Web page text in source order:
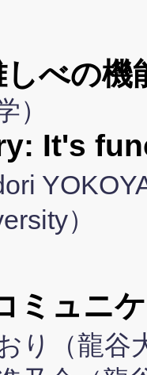
べの機
）
It's
）
ミュニ
り（龍谷